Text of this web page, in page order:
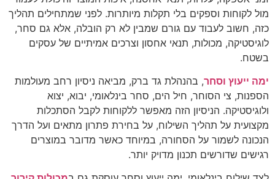
מול לקוחות וספקים בלי תקלות מיותרות. לפני שמתחילים תהליך
כזה, חשוב לעבוד עם גורם שמבין לא רק הובלה, אלא גם סחר,
לוגיסטיקה, מכולות, תנאי אחסון וצרכים אמיתיים של עסקים
בשטח.
ימה ייעוץ וסחר, בהנהלת גד ברק, מביאה ניסיון רחב מעולמות
הספנות, צי הסוחר, חיל הים, סחר בינלאומי, יבוא, יצוא
ולוגיסטיקה. הניסיון הזה מאפשר ללקוחות לקבל הסתכלות
מקצועית על תהליך השילוח, על בחירת פתרון מתאים ועל הדרך
הנכונה לשמור על הסחורה, במיוחד כאשר מדובר במוצרים
רגישים שדורשים תכנון מדויק יותר.